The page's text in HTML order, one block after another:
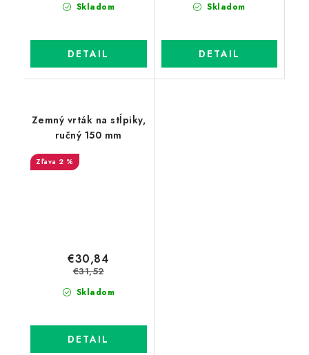
Skladom
DETAIL
Skladom
DETAIL
Zemný vrták na stĺpiky,
ručný 150 mm
2 %
Skladom
€30,84
€31,52
DETAIL